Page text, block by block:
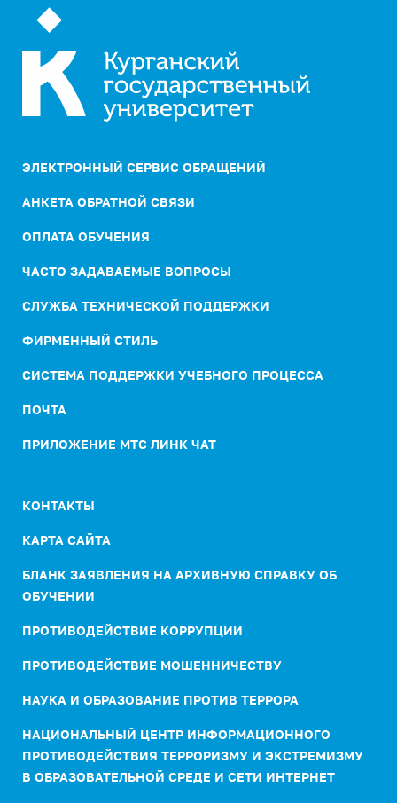
ЭЛЕКТРОННЫЙ СЕРВИС ОБРАЩЕНИЙ
АНКЕТА ОБРАТНОЙ СВЯЗИ
ОПЛАТА ОБУЧЕНИЯ
ЧАСТО ЗАДАВАЕМЫЕ ВОПРОСЫ
СЛУЖБА ТЕХНИЧЕСКОЙ ПОДДЕРЖКИ
ФИРМЕННЫЙ СТИЛЬ
СИСТЕМА ПОДДЕРЖКИ УЧЕБНОГО ПРОЦЕССА
ПОЧТА
ПРИЛОЖЕНИЕ МТС ЛИНК ЧАТ
КОНТАКТЫ
КАРТА САЙТА
БЛАНК ЗАЯВЛЕНИЯ НА АРХИВНУЮ СПРАВКУ ОБ
ОБУЧЕНИИ
ПРОТИВОДЕЙСТВИЕ КОРРУПЦИИ
ПРОТИВОДЕЙСТВИЕ МОШЕННИЧЕСТВУ
НАУКА И ОБРАЗОВАНИЕ ПРОТИВ ТЕРРОРА
НАЦИОНАЛЬНЫЙ ЦЕНТР ИНФОРМАЦИОННОГО
ПРОТИВОДЕЙСТВИЯ ТЕРРОРИЗМУ И ЭКСТРЕМИЗМУ
В ОБРАЗОВАТЕЛЬНОЙ СРЕДЕ И СЕТИ ИНТЕРНЕТ